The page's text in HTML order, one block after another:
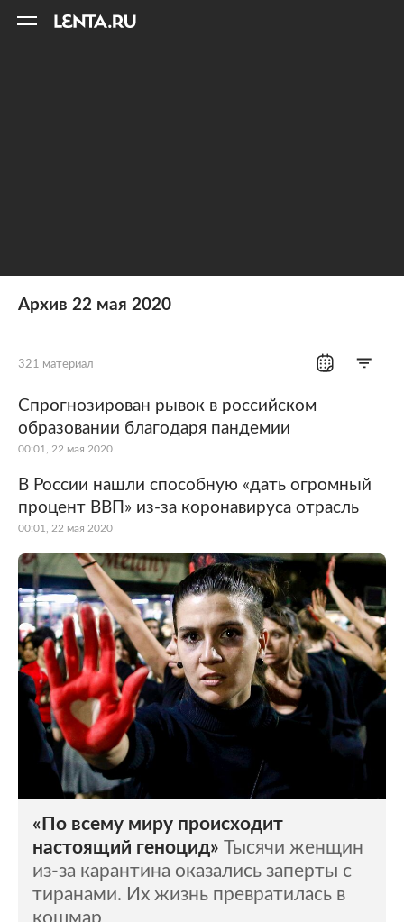
Архив 22 мая 2020
321 материал
Все рубрики Россия
Мир
Экономика Силовые структуры
Наука и техника
Культура Интернет и СМИ
Ценности Путешествия
Из жизни Среда обитания
Забота о себе Авто
Спрогнозирован рывок в российском
образовании благодаря пандемии
00:01, 22 мая 2020
В России нашли способную «дать огромный
процент ВВП» из-за коронавируса отрасль
00:01, 22 мая 2020
«По всему миру происходит
настоящий геноцид» Тысячи женщин
из-за карантина оказались заперты с
тиранами. Их жизнь превратилась в
кошмар